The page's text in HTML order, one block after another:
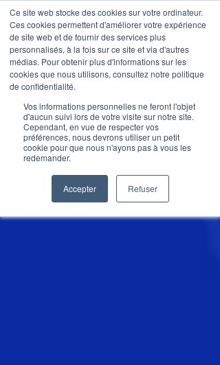
Ce site web stocke des cookies sur votre ordinateur.
Ces cookies permettent d'améliorer votre expérience
de site web et de fournir des services plus
personnalisés, à la fois sur ce site et via d'autres
médias. Pour obtenir plus d'informations sur les
cookies que nous utilisons, consultez notre politique
de confidentialité.
Vos informations personnelles ne feront l'objet
d'aucun suivi lors de votre visite sur notre site.
Cependant, en vue de respecter vos
préférences, nous devrons utiliser un petit
cookie pour que nous n'ayons pas à vous les
redemander.
Accepter Refuser
Articles de blog